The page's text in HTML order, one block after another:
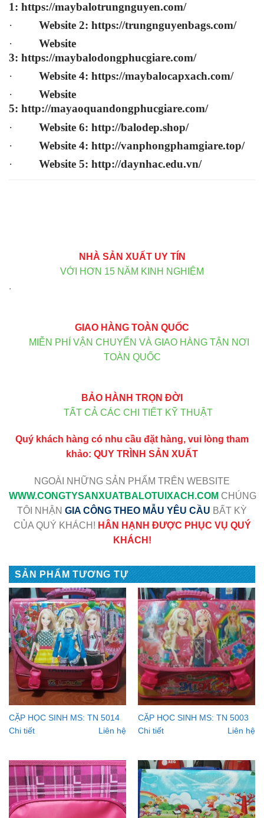
1: https://maybalotrungnguyen.com/
· Website 2: https://trungnguyenbags.com/
· Website
3: https://maybalodongphucgiare.com/
· Website 4: https://maybalocapxach.com/
· Website
5: http://mayaoquandongphucgiare.com/
· Website 6: http://balodep.shop/
· Website 4: http://vanphongphamgiare.top/
· Website 5: http://daynhac.edu.vn/
NHÀ SẢN XUẤT UY TÍN
VỚI HƠN 15 NĂM KINH NGHIỆM
.
GIAO HÀNG TOÀN QUỐC
MIỄN PHÍ VẬN CHUYỂN VÀ GIAO HÀNG TẬN NƠI
TOÀN QUỐC
BẢO HÀNH TRỌN ĐỜI
TẤT CẢ CÁC CHI TIẾT KỸ THUẬT
Quý khách hàng có nhu cầu đặt hàng, vui lòng tham
khảo: QUY TRÌNH SẢN XUẤT
NGOÀI NHỮNG SẢN PHẨM TRÊN WEBSITE
WWW.CONGTYSANXUATBALOTUIXACH.COM CHÚNG
TÔI NHẬN GIA CÔNG THEO MẪU YÊU CẦU BẤT KỲ
CỦA QUÝ KHÁCH! HÂN HẠNH ĐƯỢC PHỤC VỤ QUÝ
KHÁCH!
SẢN PHẨM TƯƠNG TỰ
CẶP HỌC SINH MS: TN 5014
Chi tiết
Liên hệ
CẶP HỌC SINH MS: TN 5003
Chi tiết
Liên hệ